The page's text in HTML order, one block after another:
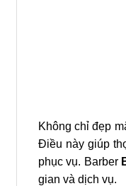
Ghế cắt tóc nam
Barber BX-716
6.700.000
Không chỉ đẹp
Điều này giúp
phục vụ. Barber
gian và dịch vụ.